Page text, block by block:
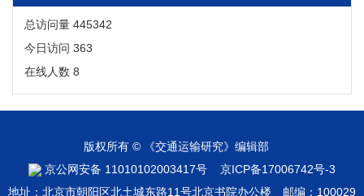
总访问量 445342
今日访问 363
在线人数 8
版权所有 © 《交通运输研究》编辑部
京公网安备 11010102003417号
京ICP备17006742号-3
地址：北京市朝阳区北土城东路11号北京书院办公楼 邮编：100029